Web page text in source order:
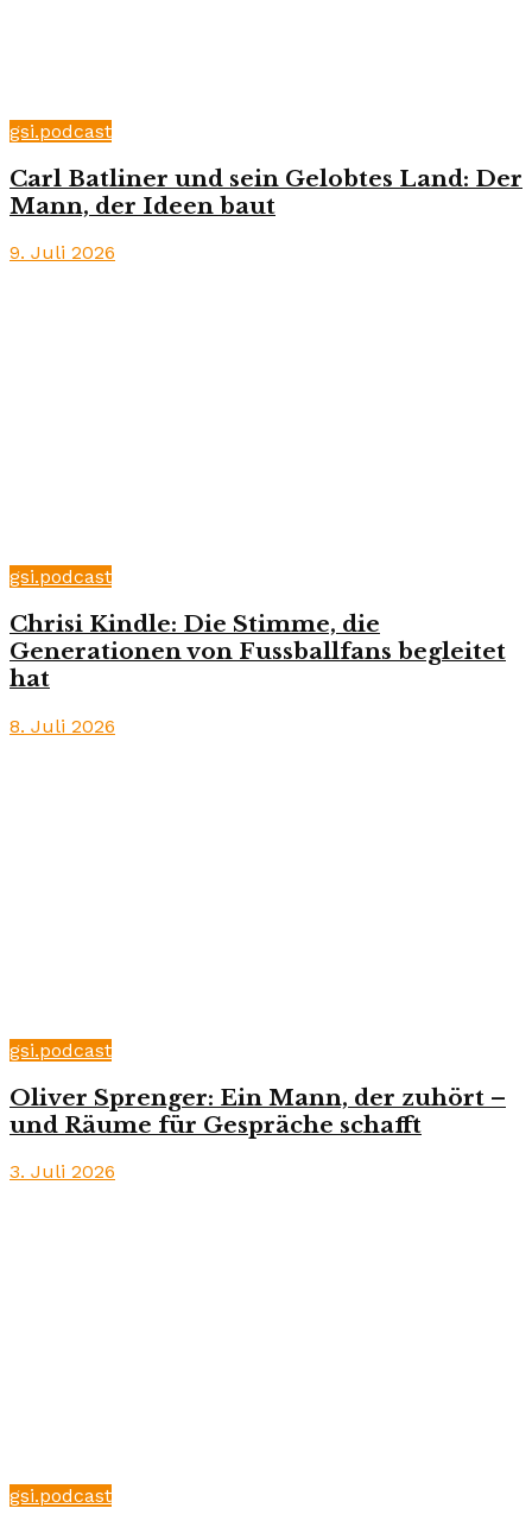
gsi.podcast
Carl Batliner und sein Gelobtes Land: Der
Mann, der Ideen baut
9. Juli 2026
gsi.podcast
Chrisi Kindle: Die Stimme, die
Generationen von Fussballfans begleitet
hat
8. Juli 2026
gsi.podcast
Oliver Sprenger: Ein Mann, der zuhört –
und Räume für Gespräche schafft
3. Juli 2026
gsi.podcast